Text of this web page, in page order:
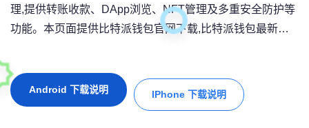
理,提供转账收款、DApp浏览、NFT管理及多重安全防护等
功能。本页面提供比特派钱包官网下载,比特派钱包最新版
帮助用户快速体验全球领先的数字钱包服务,安全管理您的
Web3数字资产。
Android 下载说明 IPhone 下载说明